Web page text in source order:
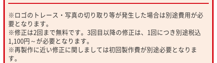
※ロゴのトレース・写真の切り取り等が発生した場合は別途費用が必
要となります。
※修正は2回まで無料です。3回目以降の修正は、1回につき別途税込
1,100円～が必要となります。
※再製作に近い修正に関しましては初回製作費が別途必要となりま
す。